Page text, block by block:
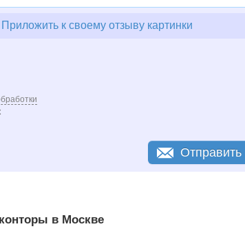
Приложить к своему отзыву картинки
Отправить
в Москве